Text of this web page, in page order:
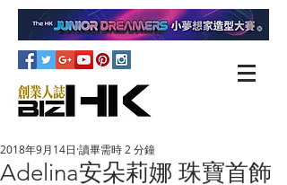
Adelina安朵莉娜 珠寶首飾
2018年9月14日 讀畢需時 2 分鐘